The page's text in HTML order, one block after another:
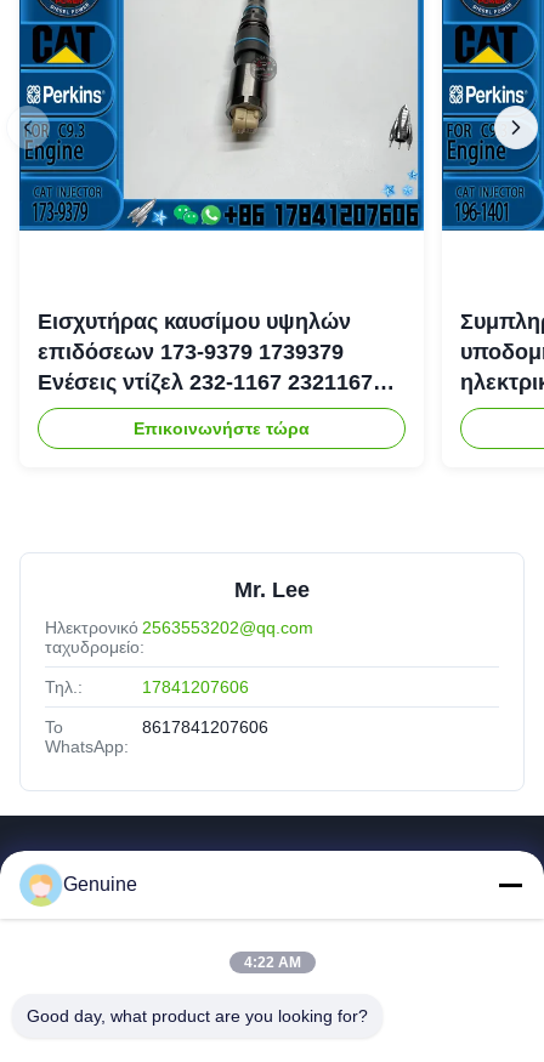
Εισχυτήρας καυσίμου υψηλών
επιδόσεων 173-9379 1739379
Ενέσεις ντίζελ 232-1167 2321167
για κινητήρα Caterpillar 3126
Επικοινωνήστε τώρα
Mr. Lee
Ηλεκτρονικό
ταχυδρομείο:
2563553202@qq.com
Τηλ.: 17841207606
Το
WhatsApp:
8617841207606
Σχετικά Με Εμάς
Ποιοτικός Έλεγχος
Genuine
4:22 AM
Good day, what product are you looking for?